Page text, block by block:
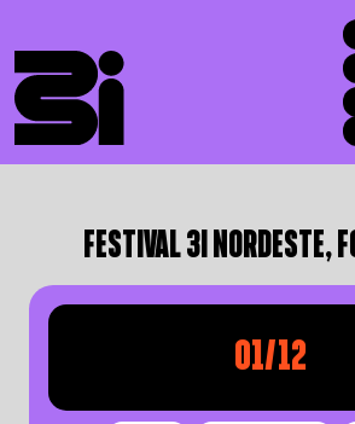
FESTIVAL 3I NORDESTE,
01/12